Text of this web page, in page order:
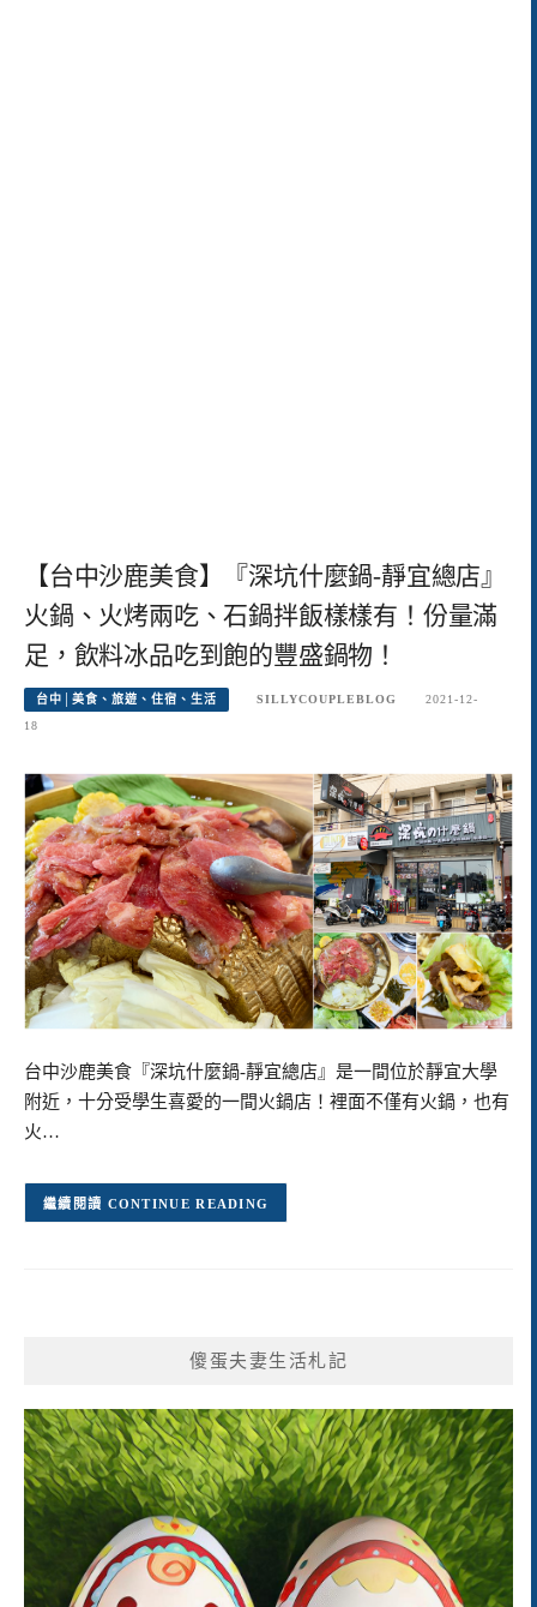
【台中沙鹿美食】『深坑什麼鍋-靜宜總店』
火鍋、火烤兩吃、石鍋拌飯樣樣有！份量滿
足，飲料冰品吃到飽的豐盛鍋物！
台中│美食、旅遊、住宿、生活 SILLYCOUPLEBLOG
2021-12-
18
台中沙鹿美食『深坑什麼鍋-靜宜總店』是一間位於靜宜大學
附近，十分受學生喜愛的一間火鍋店！裡面不僅有火鍋，也有
火…
CONTINUE READING
傻蛋夫妻生活札記